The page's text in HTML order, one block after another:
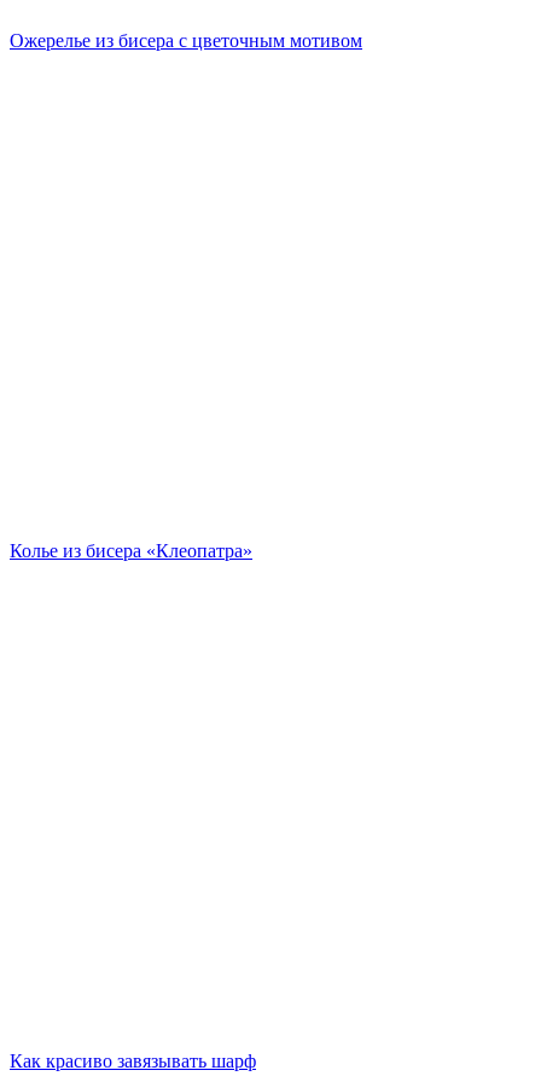
Ожерелье из бисера с цветочным мотивом
Колье из бисера «Клеопатра»
Как красиво завязывать шарф